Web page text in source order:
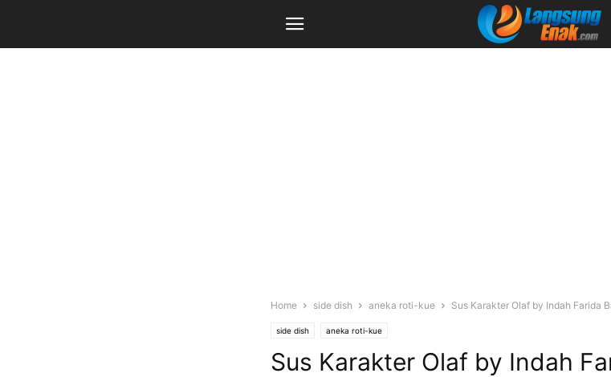
Home side dish aneka roti-kue Sus Karakter Olaf by Indah Farida
side dish aneka roti-kue
Sus Karakter Olaf by Indah